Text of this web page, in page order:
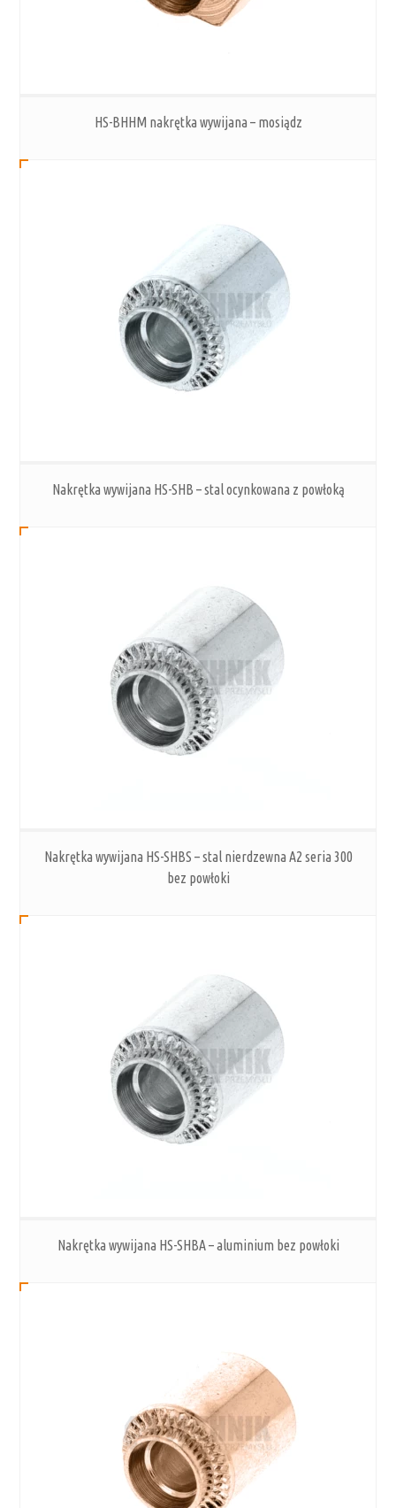
HS-BHHM nakrętka wywijana – mosiądz
Nakrętka wywijana HS-SHB – stal ocynkowana z powłoką
Nakrętka wywijana HS-SHBS – stal nierdzewna A2 seria 300
bez powłoki
Nakrętka wywijana HS-SHBA – aluminium bez powłoki